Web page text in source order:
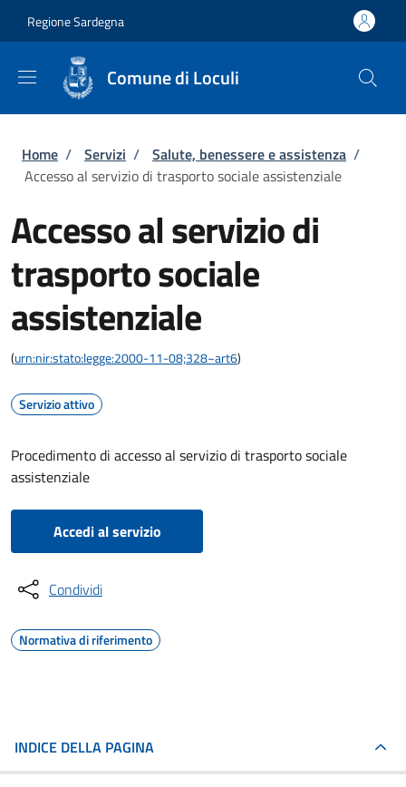
Regione Sardegna
Comune di Loculi
Briciole di pane
Home / Servizi / Salute, benessere e assistenza /
Accesso al servizio di trasporto sociale assistenziale
Accesso al servizio di
trasporto sociale
assistenziale
(urn:nir:stato:legge:2000-11-08;328~art6)
Servizio attivo
Procedimento di accesso al servizio di trasporto sociale
assistenziale
Accedi al servizio
Condividi
Normativa di riferimento
INDICE DELLA PAGINA